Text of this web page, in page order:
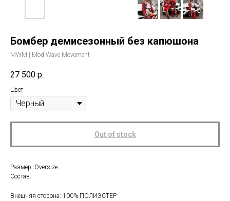
Бомбер демисезонный без капюшона
MWM | Mod Wave Movement
27 500 р.
Цвет
Out of stock
Размер: Oversize
Состав:
Внешняя сторона: 100% ПОЛИЭСТЕР